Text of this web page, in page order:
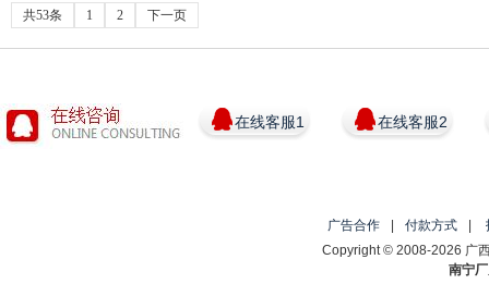
共53条 1 2 下一页
在线客服1 在线客服2
广告合作 付款方式
Copyright © 2008-2026 广
南宁